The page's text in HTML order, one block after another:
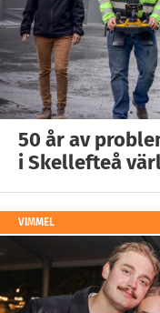
50 år av
i Skellefteå
VIMMEL